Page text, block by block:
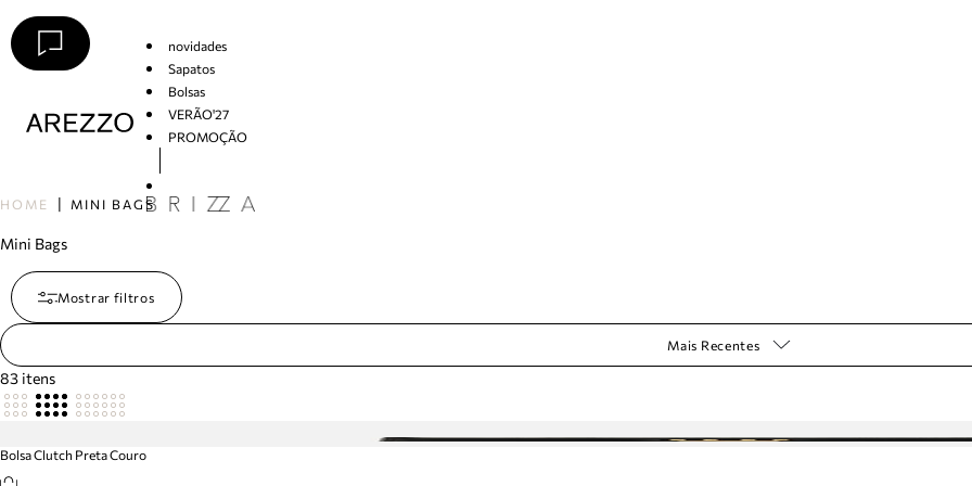
novidades
Sapatos
Bolsas
VERÃO'27
PROMOÇÃO
HOME MINI BAGS
Mini Bags
Mostrar filtros
Mais Recentes
83 itens
Bolsa Clutch Preta Couro